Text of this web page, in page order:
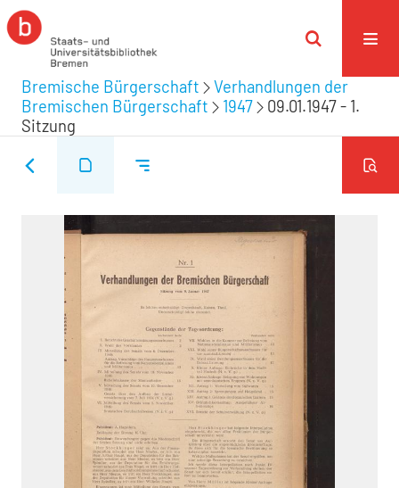
Bremische Bürgerschaft
Verhandlungen der
Bremischen Bürgerschaft
1947
09.01.1947 - 1.
Sitzung